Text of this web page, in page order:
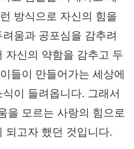
방식으로 자신의 힘을
움과 공포심을 감추려
자신의 약함을 감추고 두
들이 만들어가는 세상에
이 들려옵니다. 그래서
을 모르는 사랑의 힘으로
되고자 했던 것입니다.